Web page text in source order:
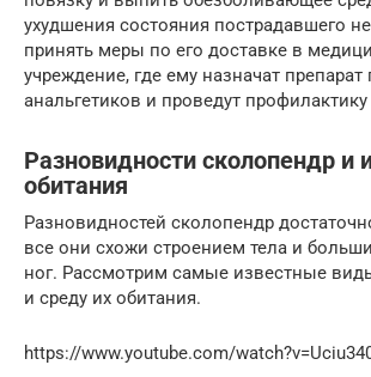
ухудшения состояния пострадавшего
принять меры по его доставке в
учреждение, где ему назначат препарат
анальгетиков и проведут профилактику
Разновидности сколопендр и
обитания
Разновидностей сколопендр
все они схожи строением тела и
ног. Рассмотрим самые известные
и среду их обитания.
https://www.youtube.com/